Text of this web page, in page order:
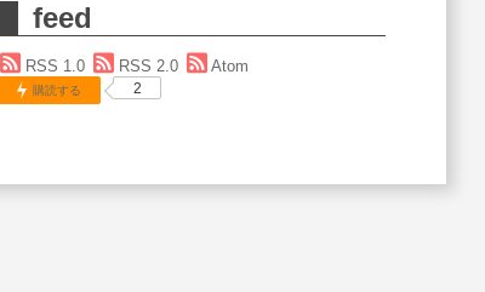
feed
RSS 1.0 RSS 2.0 Atom
購読する 2